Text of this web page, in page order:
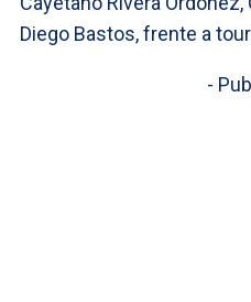
Diego Bastos, frente a
-